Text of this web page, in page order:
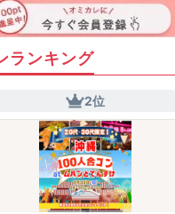
ランキング
2位